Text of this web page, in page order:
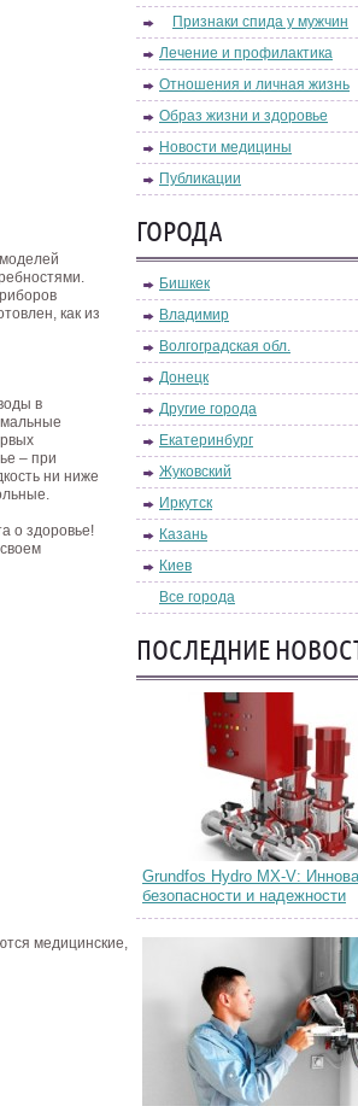
как из
в
– при
ни ниже
о здоровье!
медицинские,
Признаки спида у мужчин
Лечение и профилактика
Отношения и личная жизнь
Образ жизни и здоровье
Новости медицины
Публикации
ГОРОДА
Бишкек
Владимир
Волгоградская обл.
Донецк
Другие города
Екатеринбург
Жуковский
Иркутск
Казань
Киев
Все города
ПОСЛЕДНИЕ
Grundfos Hydro MX-V:
безопасности и надежности